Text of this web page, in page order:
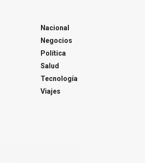
Nacional
Negocios
Política
Salud
Tecnología
Viajes